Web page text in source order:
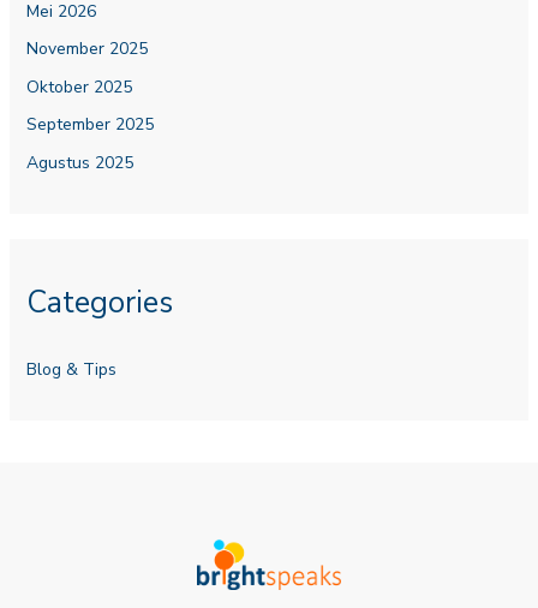
Mei 2026
November 2025
Oktober 2025
September 2025
Agustus 2025
Categories
Blog & Tips